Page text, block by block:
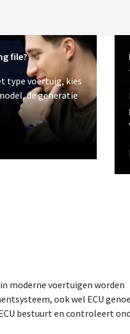
file?
type voertuig, kies
de generatie
moderne voertuigen worden
ook wel ECU
bestuurt en controleert